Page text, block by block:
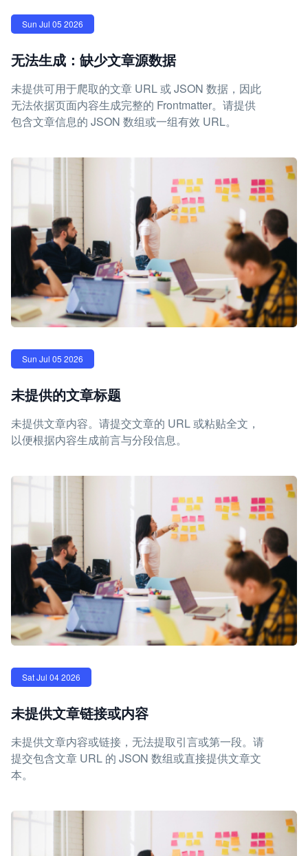
Sun Jul 05 2026
无法生成：缺少文章源数据
未提供可用于爬取的文章 URL 或 JSON 数据，因此
无法依据页面内容生成完整的 Frontmatter。请提供
包含文章信息的 JSON 数组或一组有效 URL。
Sun Jul 05 2026
未提供的文章标题
未提供文章内容。请提交文章的 URL 或粘贴全文，
以便根据内容生成前言与分段信息。
Sat Jul 04 2026
未提供文章链接或内容
未提供文章内容或链接，无法提取引言或第一段。请
提交包含文章 URL 的 JSON 数组或直接提供文章文
本。